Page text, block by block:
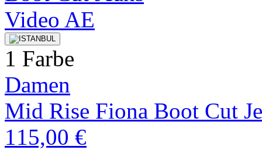
1 Farbe
Damen
Mid Rise Fiona Boot Cut
115,00 €